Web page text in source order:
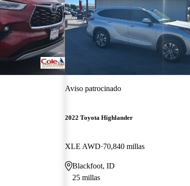
Aviso patrocinado
2022 Toyota Highlander
XLE AWD 70,840 millas
Blackfoot, ID
25 millas